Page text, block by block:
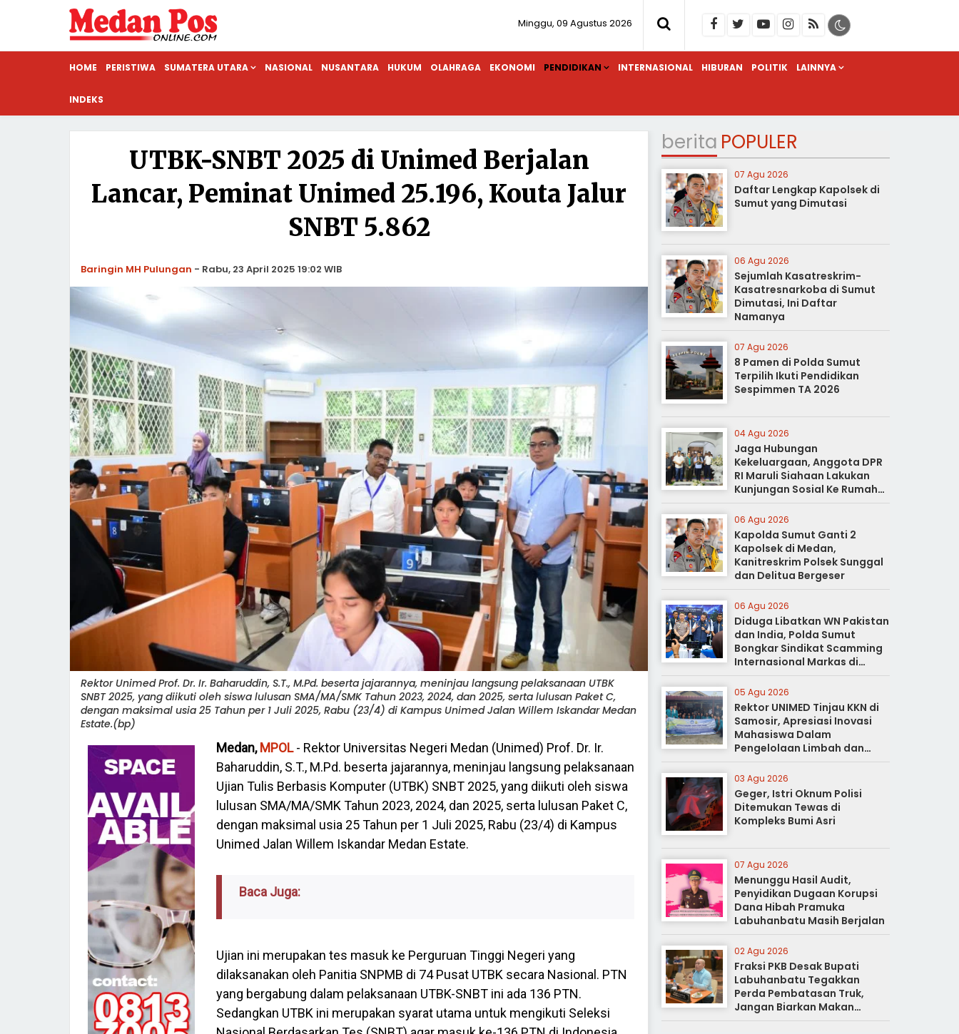
Minggu, 09 Agustus 2026
HOME PERISTIWA SUMATERA UTARA NASIONAL NUSANTARA HUKUM OLAHRAGA EKONOMI PENDIDIKAN INTERNASIONAL HIBURAN POLITIK LAINNYA
INDEKS
UTBK-SNBT 2025 di Unimed Berjalan
Lancar, Peminat Unimed 25.196, Kouta Jalur
SNBT 5.862
Baringin MH Pulungan - Rabu, 23 April 2025 19:02 WIB
Rektor Unimed Prof. Dr. Ir. Baharuddin, S.T., M.Pd. beserta jajarannya, meninjau langsung pelaksanaan UTBK
SNBT 2025, yang diikuti oleh siswa lulusan SMA/MA/SMK Tahun 2023, 2024, dan 2025, serta lulusan Paket C,
dengan maksimal usia 25 Tahun per 1 Juli 2025, Rabu (23/4) di Kampus Unimed Jalan Willem Iskandar Medan
Estate.(bp)
Medan, MPOL- Rektor Universitas Negeri Medan (Unimed) Prof. Dr. Ir.
Baharuddin, S.T., M.Pd. beserta jajarannya, meninjau langsung pelaksanaan
Ujian Tulis Berbasis Komputer (UTBK) SNBT 2025, yang diikuti oleh siswa
lulusan SMA/MA/SMK Tahun 2023, 2024, dan 2025, serta lulusan Paket C,
dengan maksimal usia 25 Tahun per 1 Juli 2025, Rabu (23/4) di Kampus
Unimed Jalan Willem Iskandar Medan Estate.
Baca Juga:
Ujian ini merupakan tes masuk ke Perguruan Tinggi Negeri yang
dilaksanakan oleh Panitia SNPMB di 74 Pusat UTBK secara Nasional. PTN
yang bergabung dalam pelaksanaan UTBK-SNBT ini ada 136 PTN.
Sedangkan UTBK ini merupakan syarat utama untuk mengikuti Seleksi
berita POPULER
07 Agu 2026
Daftar Lengkap Kapolsek di
Sumut yang Dimutasi
06 Agu 2026
Sejumlah Kasatreskrim-
Kasatresnarkoba di Sumut
Dimutasi, Ini Daftar
Namanya
07 Agu 2026
8 Pamen di Polda Sumut
Terpilih Ikuti Pendidikan
Sespimmen TA 2026
04 Agu 2026
Jaga Hubungan
Kekeluargaan, Anggota DPR
RI Maruli Siahaan Lakukan
Kunjungan Sosial Ke Rumah
Duka
06 Agu 2026
Kapolda Sumut Ganti 2
Kapolsek di Medan,
Kanitreskrim Polsek Sunggal
dan Delitua Bergeser
06 Agu 2026
Diduga Libatkan WN Pakistan
dan India, Polda Sumut
Bongkar Sindikat Scamming
Internasional Markas di
Apartemen Podomoro
05 Agu 2026
Rektor UNIMED Tinjau KKN di
Samosir, Apresiasi Inovasi
Mahasiswa Dalam
Pengelolaan Limbah dan
Pertanian Ramah Lingkungan
03 Agu 2026
Geger, Istri Oknum Polisi
Ditemukan Tewas di
Kompleks Bumi Asri
07 Agu 2026
Menunggu Hasil Audit,
Penyidikan Dugaan Korupsi
Dana Hibah Pramuka
Labuhanbatu Masih Berjalan
02 Agu 2026
Fraksi PKB Desak Bupati
Labuhanbatu Tegakkan
Perda Pembatasan Truk,
Jangan Biarkan Makan
Korban